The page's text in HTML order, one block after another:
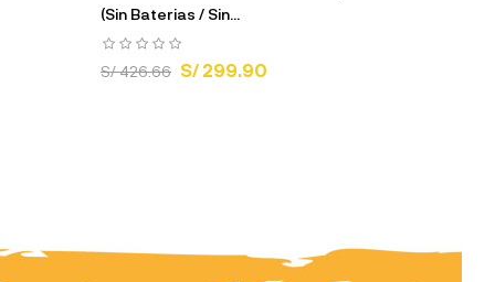
(Sin Baterias / Sin...
S/ 426.66 S/ 299.90